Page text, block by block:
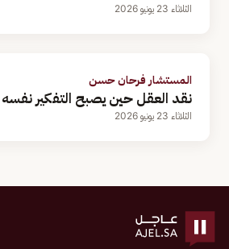
الثلاثاء 23 يونيو 2026
المستشار فرحان حسن
نقد العقل حين يصبح التفكير نفسه
الثلاثاء 23 يونيو 2026